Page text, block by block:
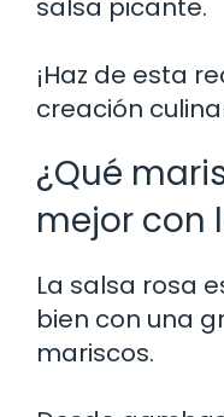
salsa picante.
¡Haz de esta
creación
¿Qué
mejor con
La salsa rosa
bien con una
mariscos.